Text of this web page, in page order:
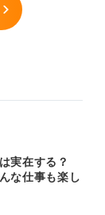
実在する？
な仕事も楽し